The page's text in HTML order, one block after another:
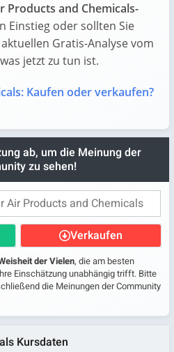
and Chemicals-
Einstieg oder sollten Sie
Gratis-Analyse vom
jetzt zu tun ist.
Kaufen oder verkaufen?
ab, um die Meinung der
zu sehen!
Verkaufen
der Vielen, die am besten
Einschätzung unabhängig trifft. Bitte
die Meinungen der Community
Kursdaten